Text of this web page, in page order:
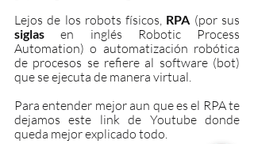
Lejos de los robots físicos, RPA
siglas en inglés Robotic Process
Automation) o automatización robótica
de procesos se refiere al software (bot)
que se ejecuta de manera virtual.
Para entender mejor aun que es el RPA te
dejamos este link de Youtube donde
queda mejor explicado todo.